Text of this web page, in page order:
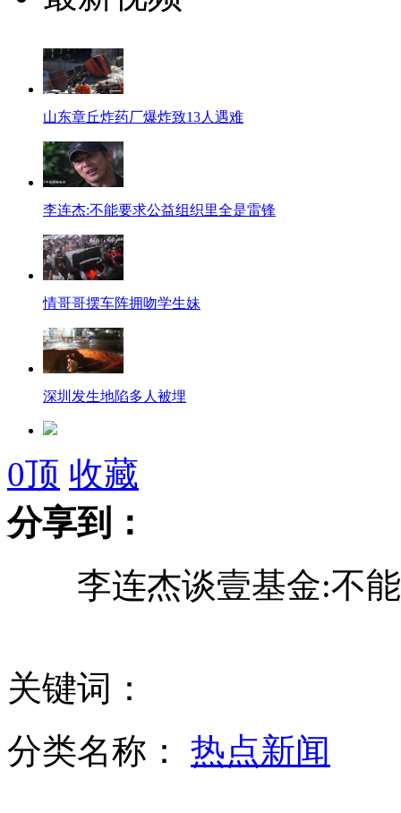
山东章丘炸药厂爆炸致13人遇难
李连杰:不能要求公益组织里全是雷锋
情哥哥摆车阵拥吻学生妹
深圳发生地陷多人被埋
日严格执行动画分级制 看《奥特曼》要大人陪伴
深圳一女子地铁站台大便被网友曝光
山西一纪检组长开警车进京办私事被免职
男子杀人改名换姓16年 变身高校客座教授
桥下彻否认慰安妇是“性奴”
0顶 收藏
分享到：
李连杰谈壹基金:不能
关键词：
分类名称： 热点新闻